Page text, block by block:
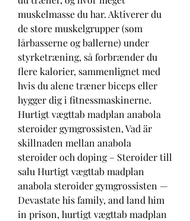
muskelmasse du har. Aktiverer du
de store muskelgrupper (som
lårbasserne og ballerne) under
styrketræning, så forbrænder du
flere kalorier, sammenlignet med
hvis du alene træner biceps eller
hygger dig i fitnessmaskinerne.
Hurtigt vægttab madplan anabola
steroider gymgrossisten, Vad är
skillnaden mellan anabola
steroider och doping – Steroider till
salu Hurtigt vægttab madplan
anabola steroider gymgrossisten —
Devastate his family, and land him
in prison, hurtigt vægttab madplan